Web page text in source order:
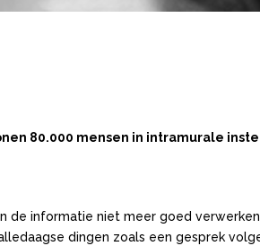
80.000 mensen in intramurale
de informatie niet meer goed
dingen zoals een gesprek